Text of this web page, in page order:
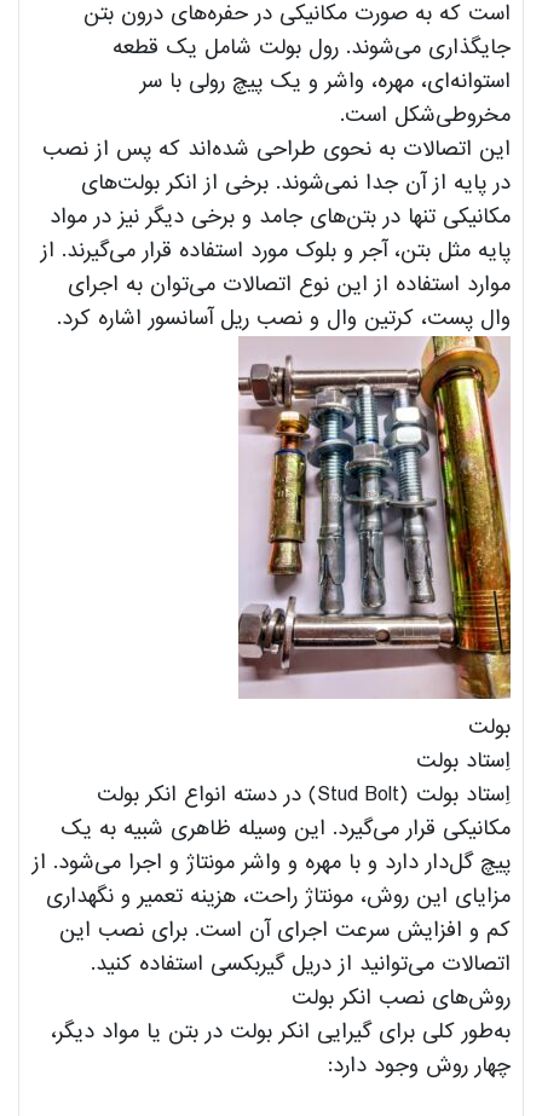
است که به ‌صورت مکانیکی در حفره‌‌های درون بتن
جایگذاری می‌‌شوند. رول بولت شامل یک قطعه
استوانه‌‌ای، مهره، واشر و یک پیچ رولی با سر
مخروطی‌شکل است.
این اتصالات به نحوی طراحی شده‌اند که پس از نصب
در پایه از آن جدا نمی‌شوند. برخی از انکر بولت‌های
مکانیکی تنها در بتن‌های جامد و برخی دیگر نیز در مواد
پایه مثل بتن، آجر و بلوک مورد استفاده قرار می‌گیرند. از
موارد استفاده از این نوع اتصالات می‌توان به اجرای
وال پست، کرتین وال و نصب ریل آسانسور اشاره کرد.
بولت
اِستاد بولت
اِستاد بولت (Stud Bolt) در دسته انواع انکر بولت‌
مکانیکی قرار می‌گیرد. این وسیله ظاهری شبیه به یک
پیچ گل‌‌دار دارد و با مهره و واشر مونتاژ و اجرا می‌شود. از
مزایای این روش، مونتاژ راحت، هزینه تعمیر و نگهداری
کم و افزایش سرعت اجرای آن است. برای نصب این
اتصالات می‌توانید از دریل گیربکسی استفاده کنید.
روش‌های نصب انکر بولت
به‌طور کلی برای گیرایی انکر بولت در بتن یا مواد دیگر،
چهار روش وجود دارد: